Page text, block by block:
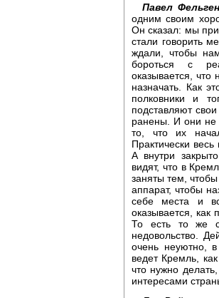
Павел
одним своим
Он сказал: мы
стали говорить
ждали, чтобы
бороться с
оказывается, что
назначать. Как
полковники и
подставляют
ранены. И они не
то, что их
Практически
А внутри
видят, что в
заняты тем,
аппарат, чтобы
себе места и
оказывается, как
То есть то же
недовольство.
очень неуютно,
ведет Кремль,
что нужно
интересами